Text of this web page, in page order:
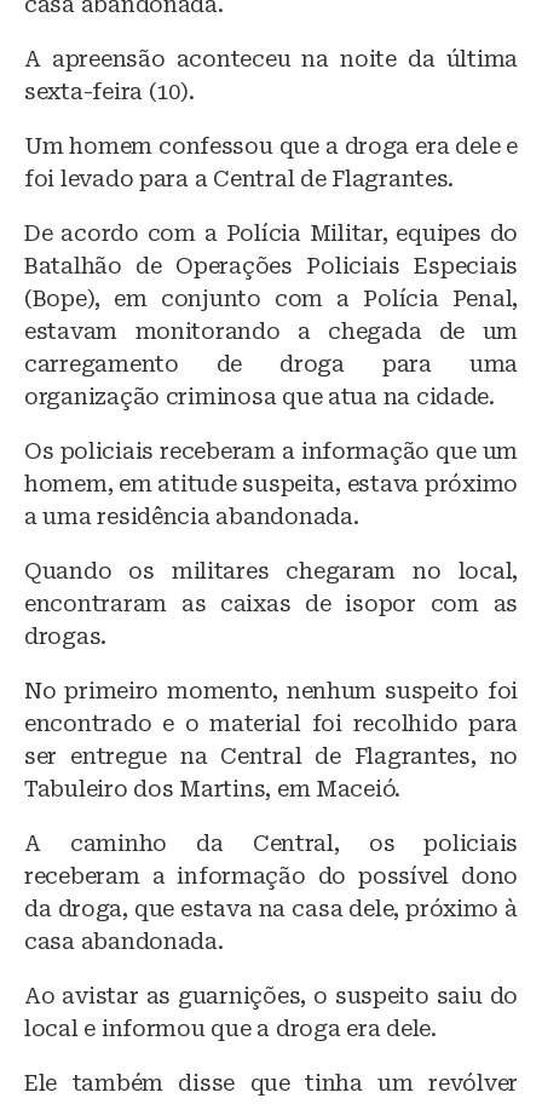
A apreensão aconteceu na noite da última
sexta-feira (10).
Um homem confessou que a droga era dele e
foi levado para a Central de Flagrantes.
De acordo com a Polícia Militar, equipes do
Batalhão de Operações Policiais Especiais
(Bope), em conjunto com a Polícia Penal,
estavam monitorando a chegada de um
carregamento de droga para uma
organização criminosa que atua na cidade.
Os policiais receberam a informação que um
homem, em atitude suspeita, estava próximo
a uma residência abandonada.
Quando os militares chegaram no local,
encontraram as caixas de isopor com as
drogas.
No primeiro momento, nenhum suspeito foi
encontrado e o material foi recolhido para
ser entregue na Central de Flagrantes, no
Tabuleiro dos Martins, em Maceió.
A caminho da Central, os policiais
receberam a informação do possível dono
da droga, que estava na casa dele, próximo à
casa abandonada.
Ao avistar as guarnições, o suspeito saiu do
local e informou que a droga era dele.
Ele também disse que tinha um revólver